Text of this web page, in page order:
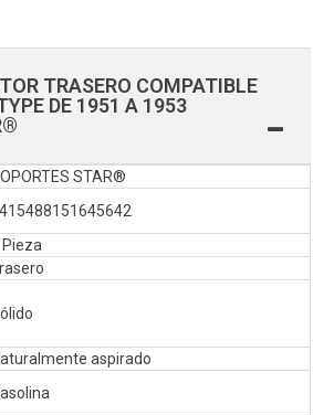
TRASERO COMPATIBLE
DE 1951 A 1953
STAR®
Pieza
aspirado